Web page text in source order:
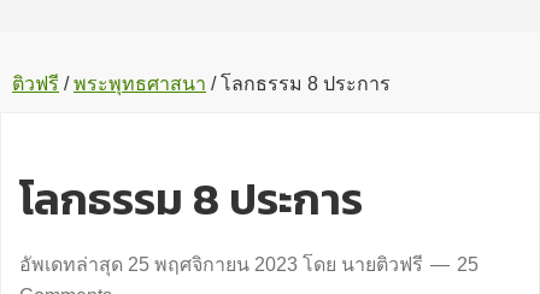
ติวฟรี / พระพุทธศาสนา /โลกธรรม 8 ประการ
โลกธรรม 8 ประการ
อัพเดทล่าสุด 25 พฤศจิกายน 2023 โดย นายติวฟรี
25